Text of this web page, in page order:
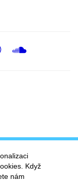
Podcast
Když
nám